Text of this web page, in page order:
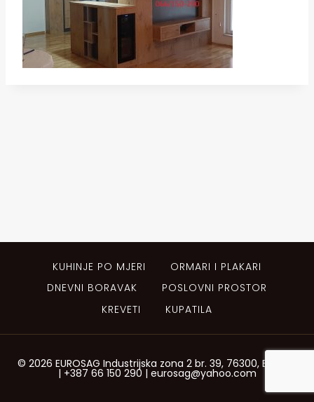
KUHINJE PO MJERI
ORMARI I PLAKARI
DNEVNI BORAVAK
POSLOVNI PROSTOR
KREVETI
KUPATILA
© 2026 EUROSAG Industrijska zona 2 br. 39, 76300, Bijeljina
| +387 66 150 290 | eurosag@yahoo.com